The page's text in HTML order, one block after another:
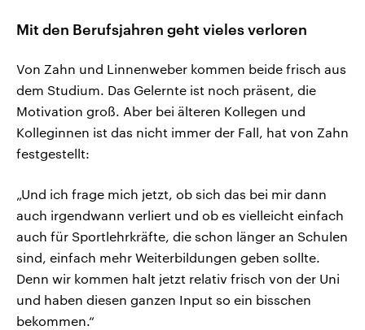
Mit den Berufsjahren geht vieles verloren
Von Zahn und Linnenweber kommen beide frisch aus
dem Studium. Das Gelernte ist noch präsent, die
Motivation groß. Aber bei älteren Kollegen und
Kolleginnen ist das nicht immer der Fall, hat von Zahn
festgestellt:
„Und ich frage mich jetzt, ob sich das bei mir dann
auch irgendwann verliert und ob es vielleicht einfach
auch für Sportlehrkräfte, die schon länger an Schulen
sind, einfach mehr Weiterbildungen geben sollte.
Denn wir kommen halt jetzt relativ frisch von der Uni
und haben diesen ganzen Input so ein bisschen
bekommen.“